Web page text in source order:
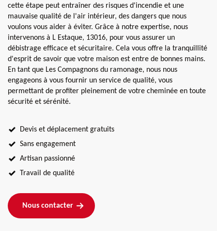
cette étape peut entraîner des risques d'incendie et une
mauvaise qualité de l'air intérieur, des dangers que nous
voulons vous aider à éviter. Grâce à notre expertise, nous
intervenons à L Estaque, 13016, pour vous assurer un
débistrage efficace et sécuritaire. Cela vous offre la tranquillité
d'esprit de savoir que votre maison est entre de bonnes mains.
En tant que Les Compagnons du ramonage, nous nous
engageons à vous fournir un service de qualité, vous
permettant de profiter pleinement de votre cheminée en toute
sécurité et sérénité.
Devis et déplacement gratuits
Sans engagement
Artisan passionné
Travail de qualité
Nous contacter